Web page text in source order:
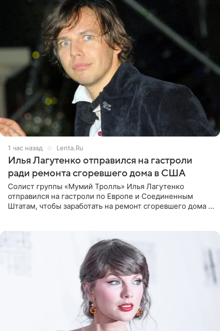
1 час назад Lenta.Ru
Илья Лагутенко отправился на гастроли
ради ремонта сгоревшего дома в США
Солист группы «Мумий Тролль» Илья Лагутенко
отправился на гастроли по Европе и Соединенным
Штатам, чтобы заработать на ремонт сгоревшего дома в